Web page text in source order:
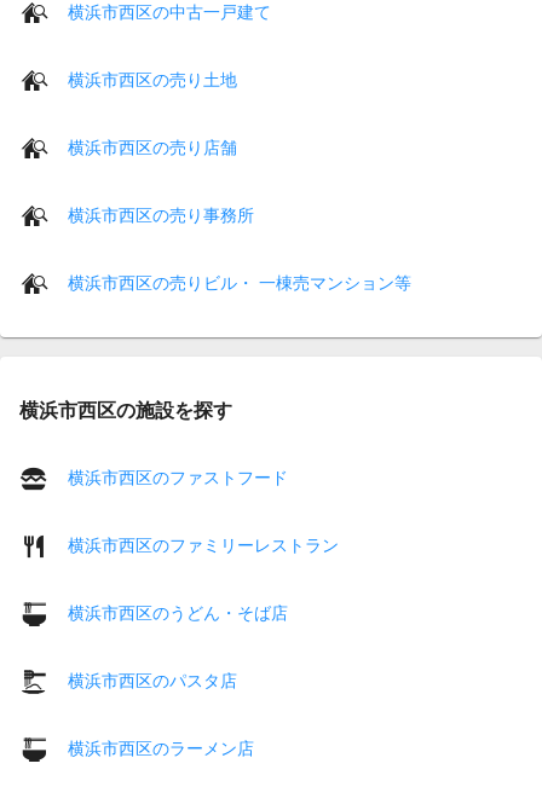
横浜市西区の中古一戸建て
横浜市西区の売り土地
横浜市西区の売り店舗
横浜市西区の売り事務所
横浜市西区の売りビル・ 一棟売マンション等
横浜市西区の施設を探す
横浜市西区のファストフード
横浜市西区のファミリーレストラン
横浜市西区のうどん・そば店
横浜市西区のパスタ店
横浜市西区のラーメン店